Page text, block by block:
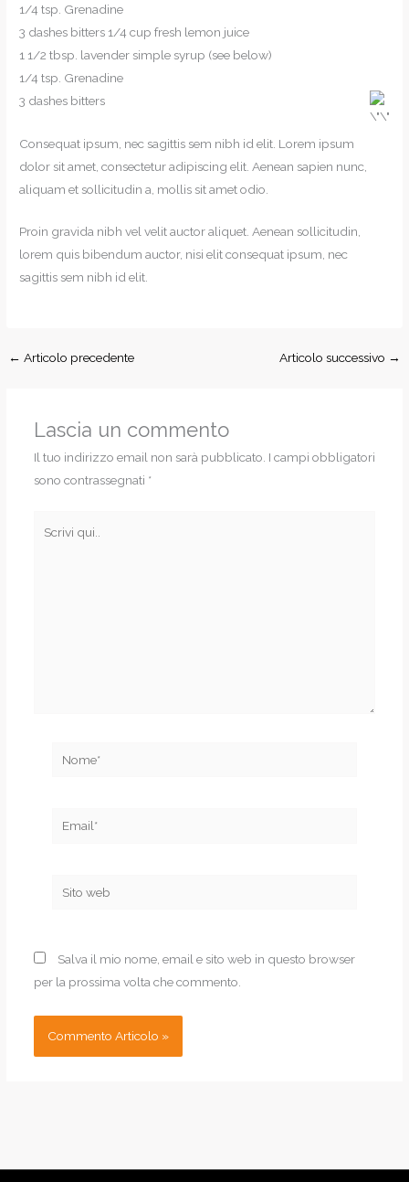
1/4 tsp. Grenadine
3 dashes bitters 1/4 cup fresh lemon juice
1 1/2 tbsp. lavender simple syrup (see below)
1/4 tsp. Grenadine
3 dashes bitters
Consequat ipsum, nec sagittis sem nibh id elit. Lorem ipsum
dolor sit amet, consectetur adipiscing elit. Aenean sapien nunc,
aliquam et sollicitudin a, mollis sit amet odio.
Proin gravida nibh vel velit auctor aliquet. Aenean sollicitudin,
lorem quis bibendum auctor, nisi elit consequat ipsum, nec
sagittis sem nibh id elit.
← Articolo precedente Articolo successivo →
Lascia un commento
Il tuo indirizzo email non sarà pubblicato. I campi obbligatori
sono contrassegnati *
Sito
Salva il mio nome, email e sito web in questo browser
per la prossima volta che commento.